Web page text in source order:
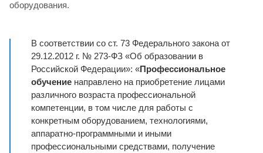
оборудования.
В соответствии со ст. 73 Федерального закона от
29.12.2012 г. № 273-ФЗ «Об образовании в
Российской Федерации»: «Профессиональное
обучение направлено на приобретение лицами
различного возраста профессиональной
компетенции, в том числе для работы с
конкретным оборудованием, технологиями,
аппаратно-программными и иными
профессиональными средствами, получение